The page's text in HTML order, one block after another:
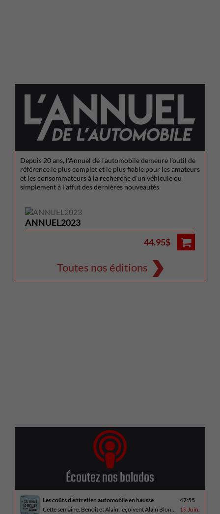
Depuis 20 ans, l'Annuel de l'automobile demeure l'outil de
référence le plus complet et le plus fiable pour les amateurs
et les consommateurs à la recherche d'un véhicule ou
simplement à l'affut des dernières nouveautés
ANNUEL2023
44.95$
Toutes nos éditions
Écoutez nos balados
Les coûts d’entretien automobile en hausse
Cette semaine, Benoit et Alain reçoivent Alain Blondeau, propriétaire d’un atelier mécanique qui parle de la nouvelle réalité des coûts d’entretien en automobile. En essai routier, Alain a cinq propositions estivales et Benoit a pris la route avec une BMW i4 M60 pour ce dernier épisode de la saison. Bon été à tous!
47:55
19 Juin.